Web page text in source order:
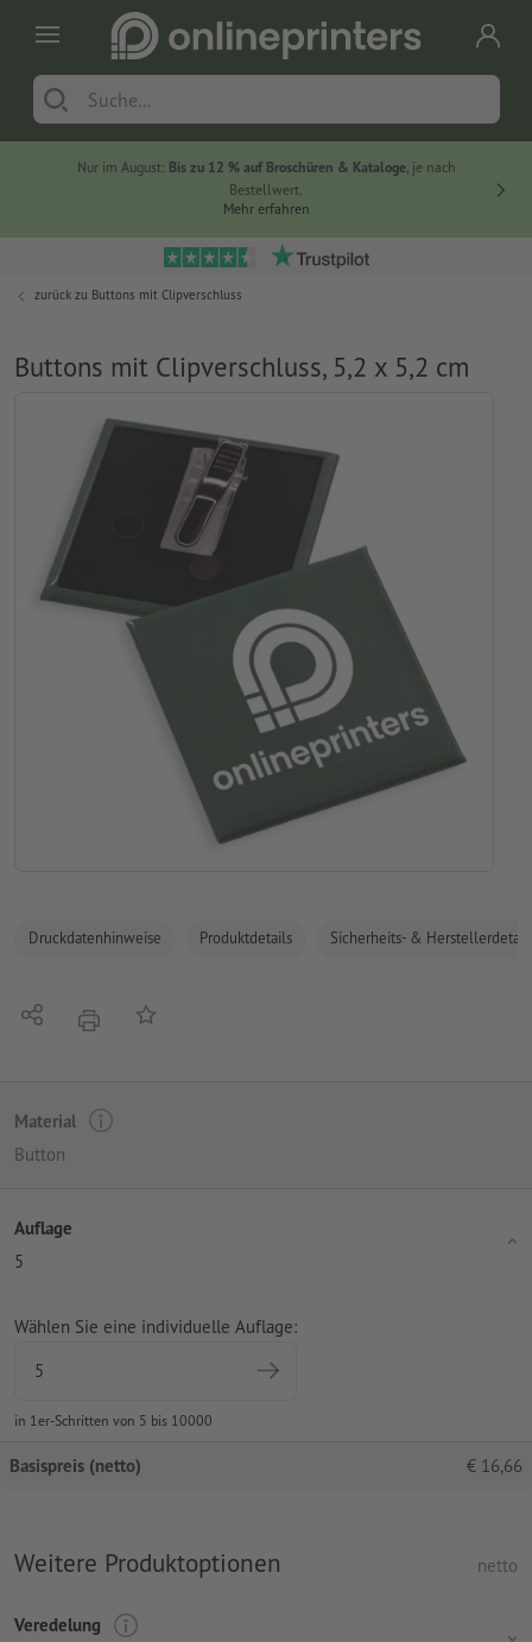
Nur im August: Bis zu 12 % auf Broschüren & Kataloge, je nach
Bestellwert.
Mehr erfahren
zurück zu Buttons mit Clipverschluss
Buttons mit Clipverschluss, 5,2 x 5,2 cm
Druckdatenhinweise Produktdetails Sicherheits- &
Teilen DruckenAuf die Merkliste
Material
Button
Auflage
5
Wählen Sie eine individuelle Auflage:
in 1er-Schritten von 5 bis 10000
Basispreis (netto) € 16,66
Weitere Produktoptionen netto
Veredelung